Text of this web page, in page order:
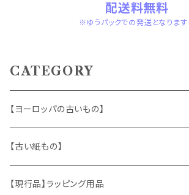
配送料無料
※ゆうパックでの発送となりま
CATEGORY
【ヨーロッパの古いもの】
ヴィンテージアクセサリー
おもちゃ、ぬいぐるみ
【古い紙もの】
切手、FDC
【現行品】ラッピング用品